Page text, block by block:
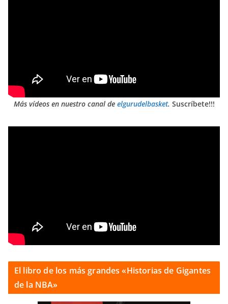
Más vídeos en nuestro canal de elgurudelbasket. Suscríbete!!!
El libro de los más grandes «Historias de Gigantes
de la NBA»